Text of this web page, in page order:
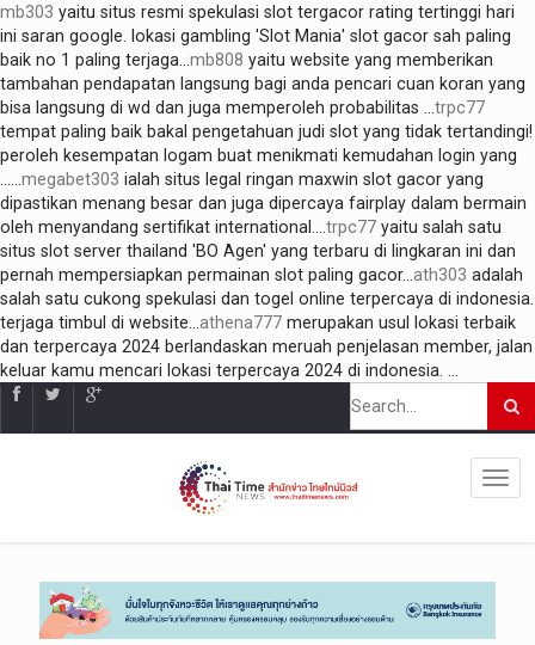
mb303 yaitu situs resmi spekulasi slot tergacor rating tertinggi hari
ini saran google. lokasi gambling 'Slot Mania' slot gacor sah paling
baik no 1 paling terjaga... mb808 yaitu website yang memberikan
tambahan pendapatan langsung bagi anda pencari cuan koran yang
bisa langsung di wd dan juga memperoleh probabilitas ... trpc77
tempat paling baik bakal pengetahuan judi slot yang tidak tertandingi!
peroleh kesempatan logam buat menikmati kemudahan login yang
megabet303 ialah situs legal ringan maxwin slot gacor yang
dipastikan menang besar dan juga dipercaya fairplay dalam bermain
oleh menyandang sertifikat international.... trpc77 yaitu salah satu
situs slot server thailand 'BO Agen' yang terbaru di lingkaran ini dan
pernah mempersiapkan permainan slot paling gacor... ath303 adalah
salah satu cukong spekulasi dan togel online terpercaya di indonesia.
terjaga timbul di website... athena777 merupakan usul lokasi terbaik
dan terpercaya 2024 berlandaskan meruah penjelasan member, jalan
keluar kamu mencari lokasi terpercaya 2024 di indonesia. ...